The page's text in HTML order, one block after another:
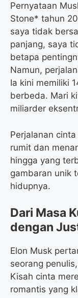
Pernyataan
Stone* tahun
saya tidak
panjang, saya
betapa
Namun,
Ia kini memiliki
berbeda. Mari
miliarder
Perjalanan
rumit dan
hingga yang
gambaran unik
hidupnya.
Dari Masa
dengan
Elon Musk
seorang
Kisah cinta
romantis yang